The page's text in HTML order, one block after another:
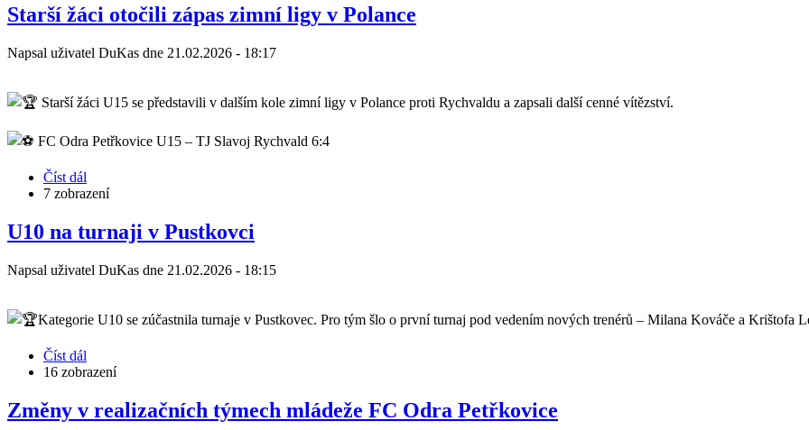
–
Ostrava
Jih
Starší žáci otočili zápas zimní ligy v Polance
Napsal uživatel DuKas dne 21.02.2026 - 18:17
Starší žáci U15 se představili v dalším kole zimní ligy v Polance proti Rychvaldu a zapsali další cenné vítězství.
FC Odra Petřkovice U15 – TJ Slavoj Rychvald 6:4
Číst dál
Starší
otočili
zápas
ligy
7 zobrazení
U10 na turnaji v Pustkovci
Napsal uživatel DuKas dne 21.02.2026 - 18:15
Kategorie U10 se zúčastnila turnaje v Pustkovec. Pro tým šlo o první turnaj pod vedením nových trenérů – Milana Kováče a Krištofa
Číst dál
U10
turnaji
v
16 zobrazení
Změny v realizačních týmech mládeže FC Odra Petřkovice